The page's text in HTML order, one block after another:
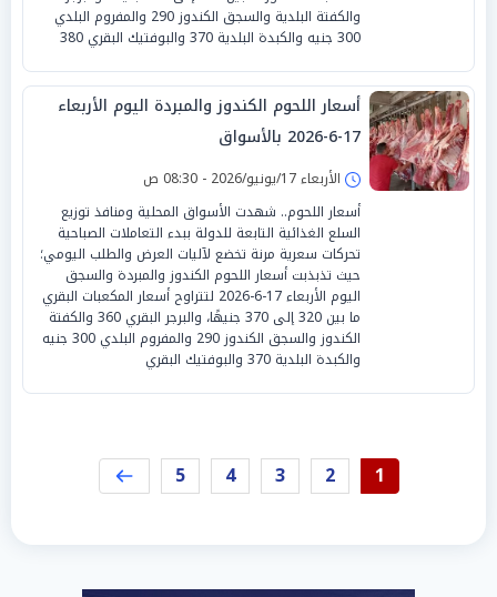
والكفتة البلدية والسجق الكندوز 290 والمفروم البلدي
300 جنيه والكبدة البلدية 370 والبوفتيك البقري 380
أسعار اللحوم الكندوز والمبردة اليوم الأربعاء
17-6-2026 بالأسواق
الأربعاء 17/يونيو/2026 - 08:30 ص
أسعار اللحوم.. شهدت الأسواق المحلية ومنافذ توزيع
السلع الغذائية التابعة للدولة ببدء التعاملات الصباحية
تحركات سعرية مرنة تخضع لآليات العرض والطلب اليومي؛
حيث تذبذبت أسعار اللحوم الكندوز والمبردة والسجق
اليوم الأربعاء 17-6-2026 لتتراوح أسعار المكعبات البقري
ما بين 320 إلى 370 جنيهًا، والبرجر البقري 360 والكفتة
الكندوز والسجق الكندوز 290 والمفروم البلدي 300 جنيه
والكبدة البلدية 370 والبوفتيك البقري
1
2
3
4
5